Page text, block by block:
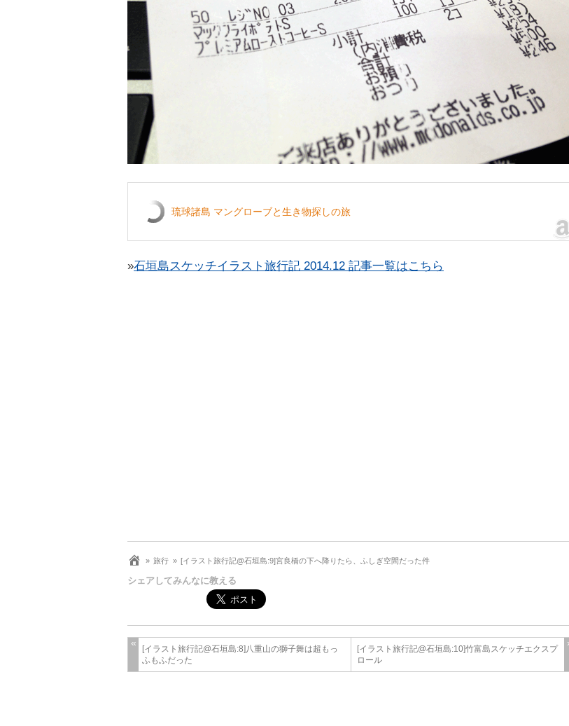
琉球諸島 マングローブと生き物探しの旅
»石垣島スケッチイラスト旅行記 2014.12 記事一覧はこちら
旅行 [イラスト旅行記@石垣島:9]宮良橋の下へ降りたら、ふしぎ空間だった件
シェアしてみんなに教える
[イラスト旅行記@石垣島:8]八重山の獅子舞は超もっ
ふもふだった
[イラスト旅行記@石垣島:10]竹富島スケッチエクスプ
ロール